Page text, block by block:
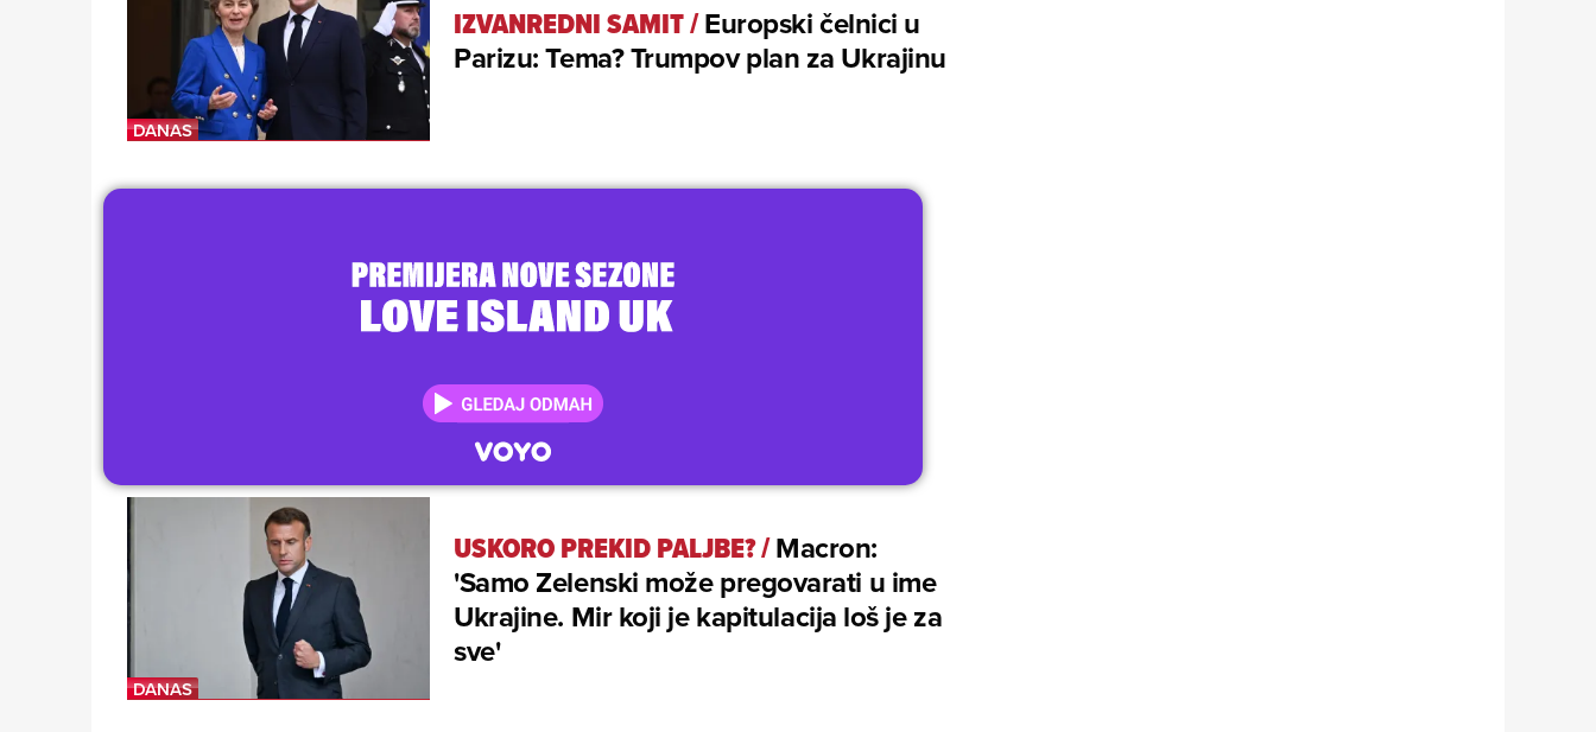
IZVANREDNI SAMIT/Europski čelnici u
Parizu: Tema? Trumpov plan za Ukrajinu
USKORO PREKID PALJBE?/Macron:
'Samo Zelenski može pregovarati u ime
Ukrajine. Mir koji je kapitulacija loš je za
sve'